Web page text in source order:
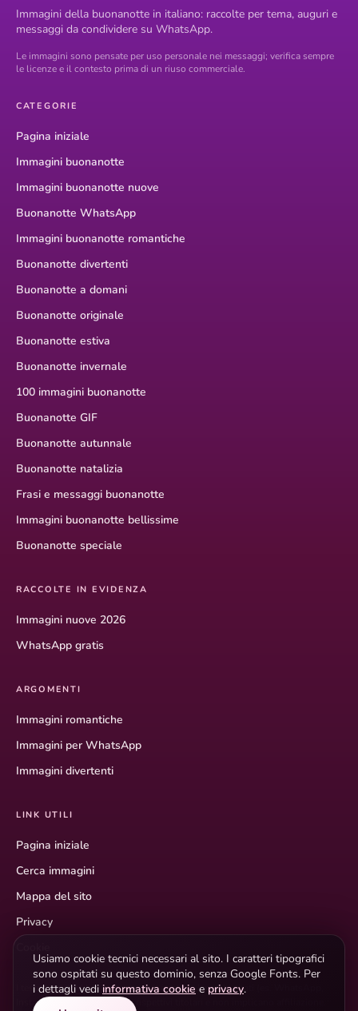
Immagini della buonanotte in italiano: raccolte per tema, auguri e
messaggi da condividere su WhatsApp.
Le immagini sono pensate per uso personale nei messaggi; verifica sempre
le licenze e il contesto prima di un riuso commerciale.
CATEGORIE
Pagina iniziale
Immagini buonanotte
Immagini buonanotte nuove
Buonanotte WhatsApp
Immagini buonanotte romantiche
Buonanotte divertenti
Buonanotte a domani
Buonanotte originale
Buonanotte estiva
Buonanotte invernale
100 immagini buonanotte
Buonanotte GIF
Buonanotte autunnale
Buonanotte natalizia
Frasi e messaggi buonanotte
Immagini buonanotte bellissime
Buonanotte speciale
RACCOLTE IN EVIDENZA
Immagini nuove 2026
WhatsApp gratis
ARGOMENTI
Immagini romantiche
Immagini per WhatsApp
Immagini divertenti
LINK UTILI
Pagina iniziale
Cerca immagini
Mappa del sito
Privacy
I testi descrittivi hanno scopo informativo. I marchi citati (es. WhatsApp,
Instagram) appartengono ai rispettivi titolari e non implicano affiliazione.
Usiamo cookie tecnici necessari al sito. I caratteri tipografici
sono ospitati su questo dominio, senza Google Fonts. Per
i dettagli vedi informativa cookie e privacy.